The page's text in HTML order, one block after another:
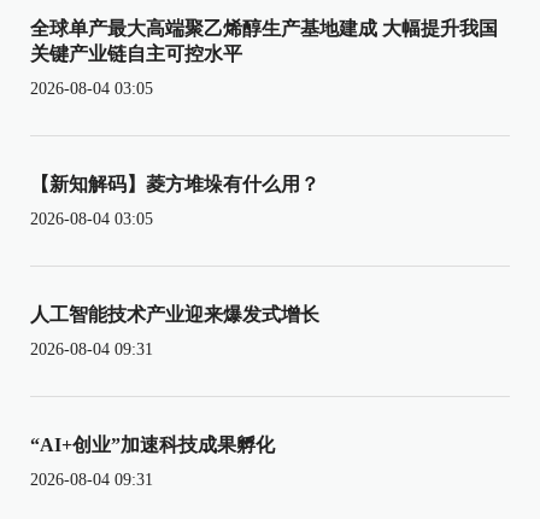
全球单产最大高端聚乙烯醇生产基地建成 大幅提升我国
关键产业链自主可控水平
2026-08-04 03:05
【新知解码】菱方堆垛有什么用？
2026-08-04 03:05
人工智能技术产业迎来爆发式增长
2026-08-04 09:31
“AI+创业”加速科技成果孵化
2026-08-04 09:31